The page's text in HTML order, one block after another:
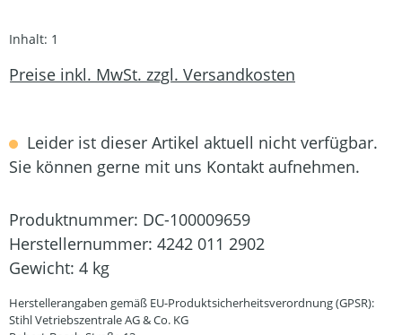
Inhalt: 1
Preise inkl. MwSt. zzgl. Versandkosten
Leider ist dieser Artikel aktuell nicht verfügbar.
Sie können gerne mit uns Kontakt aufnehmen.
Produktnummer: DC-100009659
Herstellernummer: 4242 011 2902
Gewicht: 4 kg
Herstellerangaben gemäß EU-Produktsicherheitsverordnung (GPSR):
Stihl Vetriebszentrale AG & Co. KG